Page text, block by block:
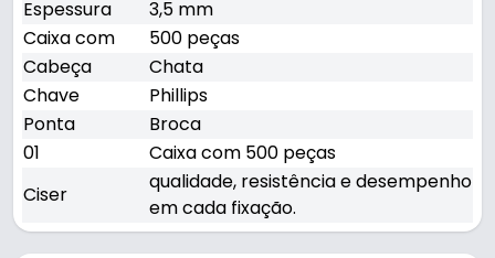
Espessura
3,5 mm
Caixa com
500 peças
Cabeça
Chata
Chave
Phillips
Ponta
Broca
01
Caixa com 500 peças
Ciser
qualidade, resistência e desempenho
em cada fixação.